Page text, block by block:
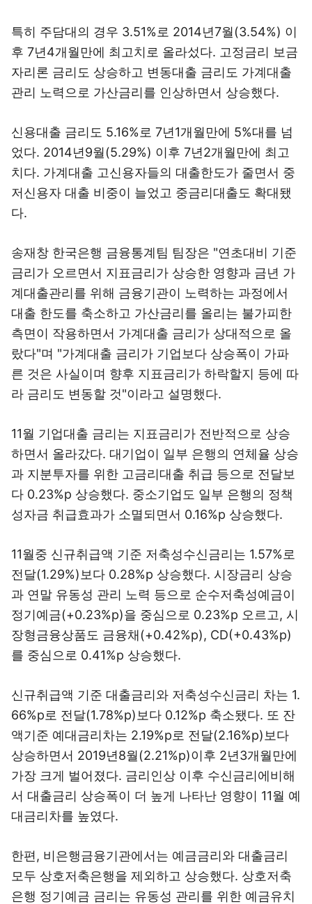
특히 주담대의 경우 3.51%로 2014년7월(3.54%) 이
후 7년4개월만에 최고치로 올라섰다. 고정금리 보금
자리론 금리도 상승하고 변동대출 금리도 가계대출
관리 노력으로 가산금리를 인상하면서 상승했다.
신용대출 금리도 5.16%로 7년1개월만에 5%대를 넘
었다. 2014년9월(5.29%) 이후 7년2개월만에 최고
치다. 가계대출 고신용자들의 대출한도가 줄면서 중
저신용자 대출 비중이 늘었고 중금리대출도 확대됐
다.
송재창 한국은행 금융통계팀 팀장은 "연초대비 기준
금리가 오르면서 지표금리가 상승한 영향과 금년 가
계대출관리를 위해 금융기관이 노력하는 과정에서
대출 한도를 축소하고 가산금리를 올리는 불가피한
측면이 작용하면서 가계대출 금리가 상대적으로 올
랐다"며 "가계대출 금리가 기업보다 상승폭이 가파
른 것은 사실이며 향후 지표금리가 하락할지 등에 따
라 금리도 변동할 것"이라고 설명했다.
11월 기업대출 금리는 지표금리가 전반적으로 상승
하면서 올라갔다. 대기업이 일부 은행의 연체율 상승
과 지분투자를 위한 고금리대출 취급 등으로 전달보
다 0.23%p 상승했다. 중소기업도 일부 은행의 정책
성자금 취급효과가 소멸되면서 0.16%p 상승했다.
11월중 신규취급액 기준 저축성수신금리는 1.57%로
전달(1.29%)보다 0.28%p 상승했다. 시장금리 상승
과 연말 유동성 관리 노력 등으로 순수저축성예금이
정기예금(+0.23%p)을 중심으로 0.23%p 오르고, 시
장형금융상품도 금융채(+0.42%p), CD(+0.43%p)
를 중심으로 0.41%p 상승했다.
신규취급액 기준 대출금리와 저축성수신금리 차는 1.
66%p로 전달(1.78%p)보다 0.12%p 축소됐다. 또 잔
액기준 예대금리차는 2.19%p로 전달(2.16%p)보다
상승하면서 2019년8월(2.21%p)이후 2년3개월만에
가장 크게 벌어졌다. 금리인상 이후 수신금리에비해
서 대출금리 상승폭이 더 높게 나타난 영향이 11월 예
대금리차를 높였다.
한편, 비은행금융기관에서는 예금금리와 대출금리
모두 상호저축은행을 제외하고 상승했다. 상호저축
은행 정기예금 금리는 유동성 관리를 위한 예금유치